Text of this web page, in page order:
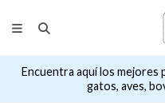
Encuentra aquí los
gatos, aves,